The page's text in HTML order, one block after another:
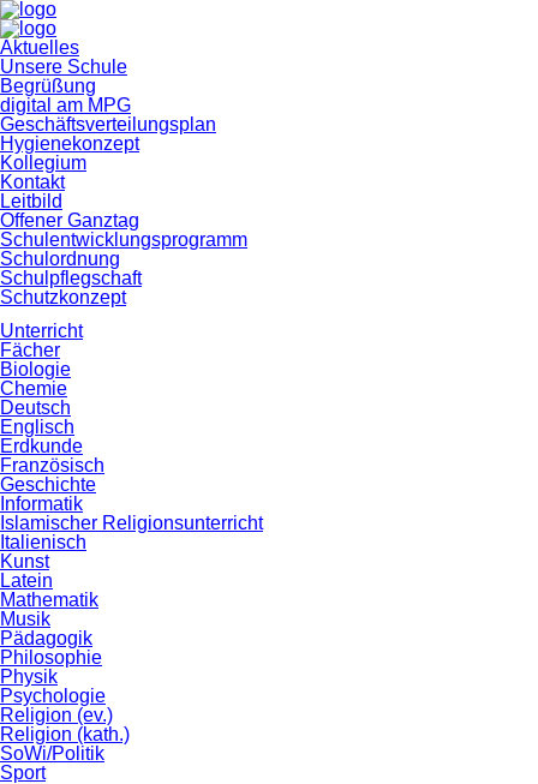
Navigation
überspringen
Aktuelles
Unsere Schule
Begrüßung
digital am MPG
Geschäftsverteilungsplan
Hygienekonzept
Kollegium
Kontakt
Leitbild
Offener Ganztag
Schulentwicklungsprogramm
Schulordnung
Schulpflegschaft
Schutzkonzept
Unterricht
Fächer
Biologie
Chemie
Deutsch
Englisch
Erdkunde
Französisch
Geschichte
Informatik
Islamischer Religionsunterricht
Italienisch
Kunst
Latein
Mathematik
Musik
Pädagogik
Philosophie
Physik
Psychologie
Religion (ev.)
Religion (kath.)
SoWi/Politik
Sport